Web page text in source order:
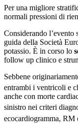
Per una migliore
normali pressioni di
Considerando l’evento
guida della Società
potassio. È in corso lo
follow up clinico e
Sebbene
entrambi i ventricoli e
anche con morte
sinistro nei criteri
ecocardiogramma, RM